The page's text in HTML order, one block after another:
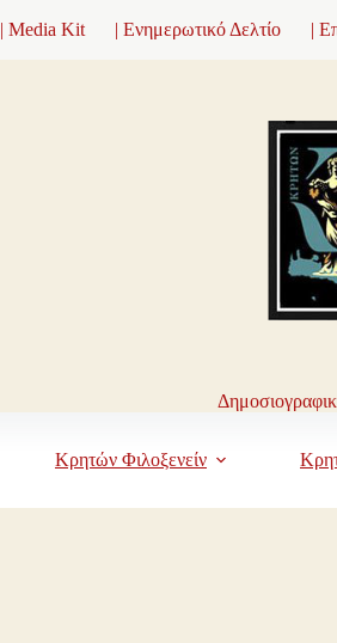
| Media Kit | Ενημερωτικό Δελτίο |
Κρητών Φιλοξενείν